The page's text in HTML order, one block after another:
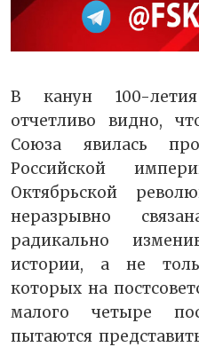
В канун 100-
отчетливо видно,
Союза явилась
Российской
Октябрьской
неразрывно
радикально
истории, а не
которых на
малого четыре
пытаются